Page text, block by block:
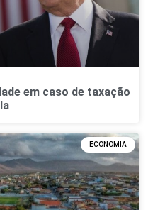
em caso de taxação
ECONOMIA